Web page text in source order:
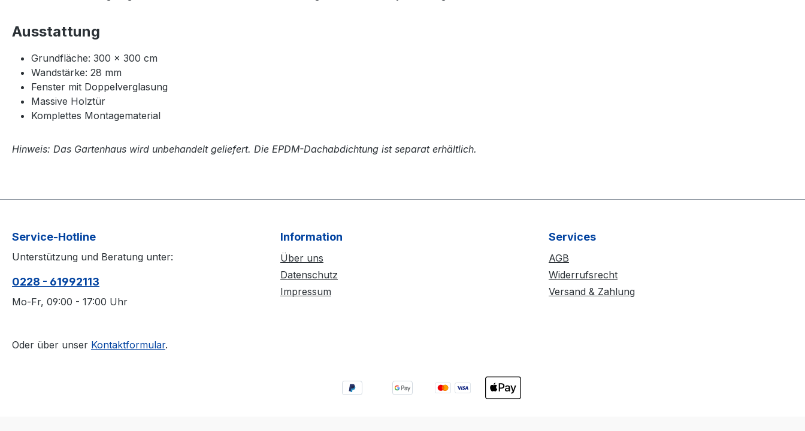
Ausstattung
Grundfläche: 300 × 300 cm
Wandstärke: 28 mm
Fenster mit Doppelverglasung
Massive Holztür
Komplettes Montagematerial
Hinweis: Das Gartenhaus wird unbehandelt geliefert. Die EPDM-Dachabdichtung ist separat erhältlich.
Service-Hotline
Unterstützung und Beratung unter:
0228 - 61992113
Mo-Fr, 09:00 - 17:00 Uhr
Oder über unser Kontaktformular.
Information
Über uns
Datenschutz
Impressum
Services
AGB
Widerrufsrecht
Versand & Zahlung